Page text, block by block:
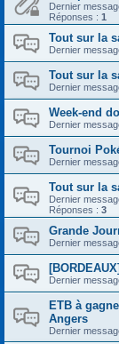
Dernier
Réponses : 1
Tout sur la
Dernier
Tout sur la
Dernier
Week-end
Dernier
Tournoi
Dernier
Tout sur la
Dernier
Réponses : 3
Grande
Dernier
Dernier
ETB à
Angers
Dernier